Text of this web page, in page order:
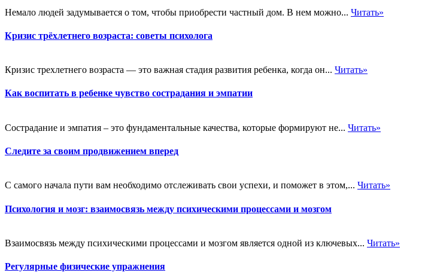
Немало людей задумывается о том, чтобы приобрести частный дом. В нем можно... Читать»
Кризис трёхлетнего возраста: советы психолога
Кризис трехлетнего возраста — это важная стадия развития ребенка, когда он... Читать»
Как воспитать в ребенке чувство сострадания и эмпатии
Сострадание и эмпатия – это фундаментальные качества, которые формируют не... Читать»
Следите за своим продвижением вперед
С самого начала пути вам необходимо отслеживать свои успехи, и поможет в этом,... Читать»
Психология и мозг: взаимосвязь между психическими процессами и мозгом
Взаимосвязь между психическими процессами и мозгом является одной из ключевых... Читать»
Регулярные физические упражнения